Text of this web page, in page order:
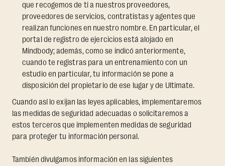
que recogemos de ti a nuestros proveedores,
proveedores de servicios, contratistas y agentes que
realizan funciones en nuestro nombre. En particular, el
portal de registro de ejercicios está alojado en
Mindbody; además, como se indicó anteriormente,
cuando te registras para un entrenamiento con un
estudio en particular, tu información se pone a
disposición del propietario de ese lugar y de Ultimate.
Cuando así lo exijan las leyes aplicables, implementaremos
las medidas de seguridad adecuadas o solicitaremos a
estos terceros que implementen medidas de seguridad
para proteger tu información personal.
También divulgamos información en las siguientes